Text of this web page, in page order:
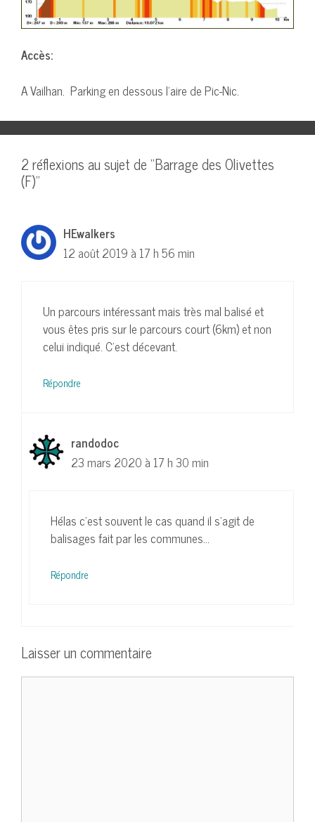
Accès:
A Vailhan. Parking en dessous l’aire de Pic-Nic.
2 réflexions au sujet de “Barrage des Olivettes
(F)”
HEwalkers
12 août 2019 à 17 h 56 min
Un parcours intéressant mais très mal balisé et
vous êtes pris sur le parcours court (6km) et non
celui indiqué. C’est décevant.
Répondre
randodoc
23 mars 2020 à 17 h 30 min
Hélas c’est souvent le cas quand il s’agit de
balisages fait par les communes…
Répondre
Laisser un commentaire